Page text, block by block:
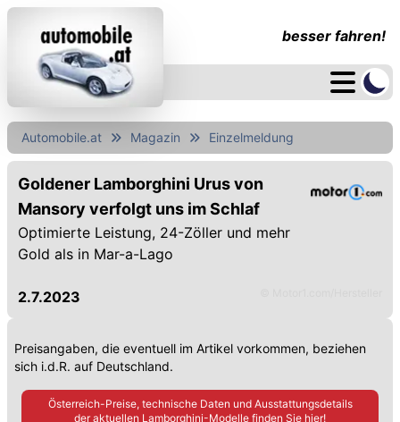
besser fahren!
Automobile.at Magazin Einzelmeldung
Goldener Lamborghini Urus von
Mansory verfolgt uns im Schlaf
Optimierte Leistung, 24-Zöller und mehr
Gold als in Mar-a-Lago
2.7.2023
Preisangaben, die eventuell im Artikel vorkommen, beziehen
sich i.d.R. auf Deutschland.
Österreich-Preise, technische Daten und Ausstattungsdetails
der aktuellen Lamborghini-Modelle finden Sie hier!